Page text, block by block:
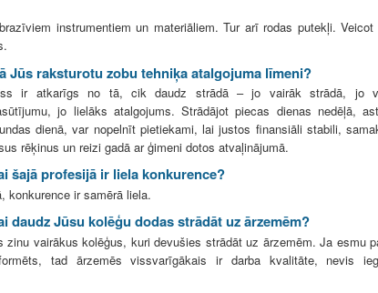
instrumentiem un materiāliem. Tur arī rodas putekļi.
Jūs raksturotu zobu tehniķa atalgojuma līmeni?
ir atkarīgs no tā, cik daudz strādā – jo vairāk strādā, jo
jo lielāks atalgojums. Strādājot piecas dienas nedēļā,
dienā, var nopelnīt pietiekami, lai justos finansiāli stabili,
rēķinus un reizi gadā ar ģimeni dotos atvaļinājumā.
šajā profesijā ir liela konkurence?
konkurence ir samērā liela.
daudz Jūsu kolēģu dodas strādāt uz ārzemēm?
zinu vairākus kolēģus, kuri devušies strādāt uz ārzemēm. Ja esmu
tad ārzemēs vissvarīgākais ir darba kvalitāte, nevis